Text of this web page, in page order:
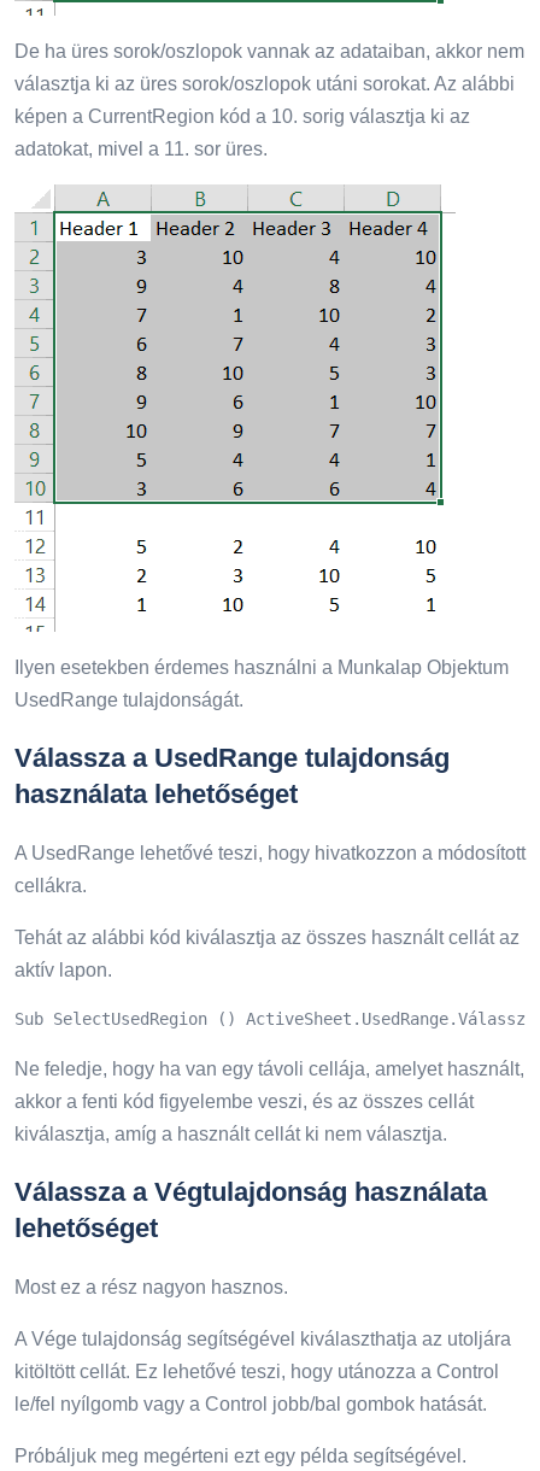
De ha üres sorok/oszlopok vannak az adataiban, akkor nem
választja ki az üres sorok/oszlopok utáni sorokat. Az alábbi
képen a CurrentRegion kód a 10. sorig választja ki az
adatokat, mivel a 11. sor üres.
Ilyen esetekben érdemes használni a Munkalap Objektum
UsedRange tulajdonságát.
Válassza a UsedRange tulajdonság
használata lehetőséget
A UsedRange lehetővé teszi, hogy hivatkozzon a módosított
cellákra.
Tehát az alábbi kód kiválasztja az összes használt cellát az
aktív lapon.
Sub SelectUsedRegion ()
Ne feledje, hogy ha van egy távoli cellája, amelyet használt,
akkor a fenti kód figyelembe veszi, és az összes cellát
kiválasztja, amíg a használt cellát ki nem választja.
Válassza a Végtulajdonság használata
lehetőséget
Most ez a rész nagyon hasznos.
A Vége tulajdonság segítségével kiválaszthatja az utoljára
kitöltött cellát. Ez lehetővé teszi, hogy utánozza a Control
le/fel nyílgomb vagy a Control jobb/bal gombok hatását.
Próbáljuk meg megérteni ezt egy példa segítségével.